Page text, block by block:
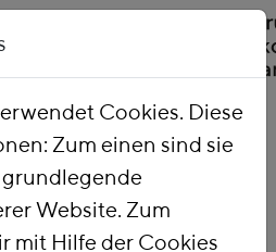
Cookies. Diese
Zum einen sind sie
Website. Zum
mit Hilfe der Cookies